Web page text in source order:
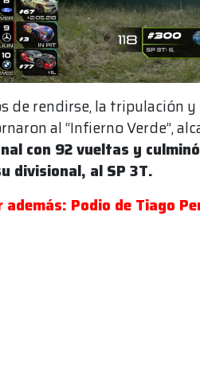
de rendirse, la tripulación
al “Infierno Verde”,
con 92 vueltas y
divisional, al SP 3T.
además: Podio de Tiago